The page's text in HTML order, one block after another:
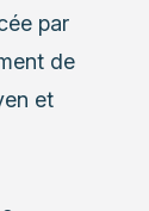
par
de
et